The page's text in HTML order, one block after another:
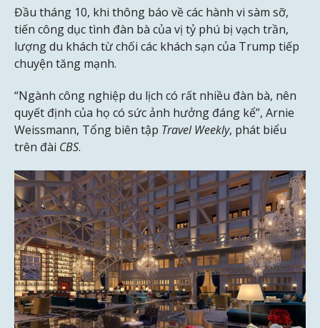
Đầu tháng 10, khi thông báo về các hành vi sàm sỡ,
tiến công dục tình đàn bà của vị tỷ phú bị vạch trần,
lượng du khách từ chối các khách sạn của Trump tiếp
chuyện tăng mạnh.
“Ngành công nghiệp du lịch có rất nhiều đàn bà, nên
quyết định của họ có sức ảnh hưởng đáng kể”, Arnie
Weissmann, Tổng biên tập Travel Weekly, phát biểu
trên đài CBS.